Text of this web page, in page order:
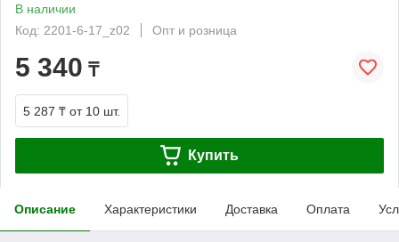
В наличии
Код: 2201-6-17_z02
Опт и розница
5 340 ₸
5 287 ₸ от 10 шт.
Купить
Описание Характеристики Доставка Оплата